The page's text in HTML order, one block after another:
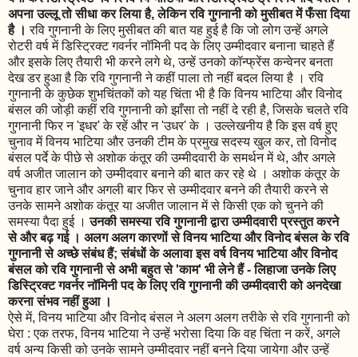
अपना उल्लू तो सीधा कर लिया है, लेकिन रवि गुगनानी को मुसीबत में फँसा दिया
है । रवि गुगनानी के लिए मुसीबत की बात यह हुई है कि जो लोग उन्हें अगले
रोटरी वर्ष में डिस्ट्रिक्ट गवर्नर नॉमिनी पद के लिए उम्मीदवार बनाना चाहते हैं
और इसके लिए तैयारी भी करने लगे थे, उन्हें उनको कॉन्फ्रेंस कन्वेनर बनता
देख डर हुआ है कि रवि गुगनानी ने कहीं पाला तो नहीं बदल लिया है । रवि
गुगनानी के कुछेक शुभचिंतकों को यह चिंता भी है कि विनय भाटिया और विनोद
बंसल की जोड़ी कहीं रवि गुगनानी को झाँसा तो नहीं दे रही है, जिसके चलते रवि
गुगनानी फिर न 'इधर' के रहें और न 'उधर' के । उल्लेखनीय है कि इस वर्ष हुए
चुनाव में विनय भाटिया और उनकी टीम के प्रमुख सदस्य खुल कर, तो विनोद
बंसल पर्दे के पीछे से अशोक कंतूर की उम्मीदवारी के समर्थन में थे, और अगले
वर्ष अजीत जालान को उम्मीदवार बनाने की बात कर रहे थे । अशोक कंतूर के
चुनाव हार जाने और अगली बार फिर से उम्मीदवार बनने की तैयारी करने से
उनके सामने अशोक कंतूर या अजीत जालान में से किसी एक को चुनने की
समस्या पैदा हुई ।उनकी समस्या रवि गुगनानी द्वारा उम्मीदवारी प्रस्तुत करने
से और बढ़ गई । अलग अलग कारणों से विनय भाटिया और विनोद बंसल के रवि
गुगनानी से अच्छे संबंध हैं; संबंधों के अलावा इस वर्ष विनय भाटिया और विनोद
बंसल को रवि गुगनानी से अभी बहुत से 'काम' भी लेने हैं - लिहाजा उनके लिए
डिस्ट्रिक्ट गवर्नर नॉमिनी पद के लिए रवि गुगनानी की उम्मीदवारी को अनदेखा
करना संभव नहीं हुआ ।
ऐसे में, विनय भाटिया और विनोद बंसल ने अलग अलग तरीके से रवि गुगनानी को
घेरा : एक तरफ, विनय भाटिया ने उन्हें भरोसा दिया कि वह चिंता न करें, अगले
वर्ष अन्य किसी को उनके सामने उम्मीदवार नहीं बनने दिया जायेगा और उन्हें